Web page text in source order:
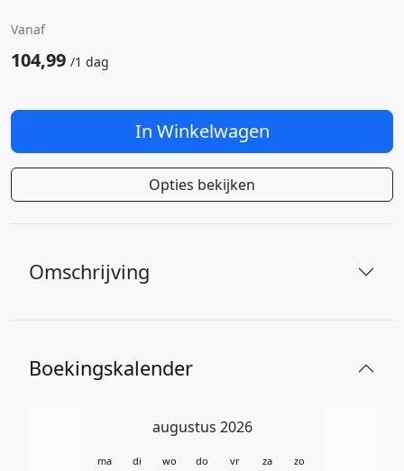
Vanaf
104,99 /1 dag
In Winkelwagen
Opties bekijken
Omschrijving
Boekingskalender
augustus 2026
ma di wo do vr za zo